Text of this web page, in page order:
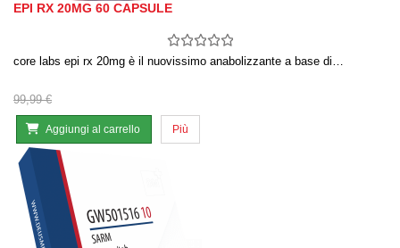
EPI RX 20MG 60 CAPSULE
core labs epi rx 20mg è il nuovissimo anabolizzante a base di…
99,99 €
Aggiungi al carrello Più